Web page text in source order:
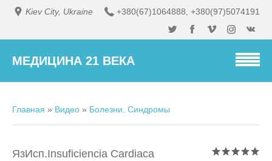
Kiev City, Ukraine +380(67)1064888, +380(97)5074191
МЕДИЦИНА 21 ВЕКА
Главная » Видео » Болезни. Синдромы
ЯзИсп.Insuficiencia Cardiaca